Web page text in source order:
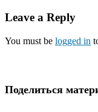
Leave a Reply
You must be logged in
Поделиться